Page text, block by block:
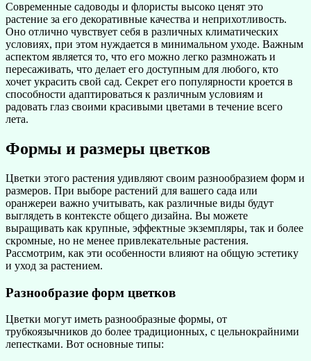
Современные садоводы и флористы высоко ценят это
растение за его декоративные качества и неприхотливость.
Оно отлично чувствует себя в различных климатических
условиях, при этом нуждается в минимальном уходе. Важным
аспектом является то, что его можно легко размножать и
пересаживать, что делает его доступным для любого, кто
хочет украсить свой сад. Секрет его популярности кроется в
способности адаптироваться к различным условиям и
радовать глаз своими красивыми цветами в течение всего
лета.
Формы и размеры цветков
Цветки этого растения удивляют своим разнообразием форм и
размеров. При выборе растений для вашего сада или
оранжереи важно учитывать, как различные виды будут
выглядеть в контексте общего дизайна. Вы можете
выращивать как крупные, эффектные экземпляры, так и более
скромные, но не менее привлекательные растения.
Рассмотрим, как эти особенности влияют на общую эстетику
и уход за растением.
Разнообразие форм цветков
Цветки могут иметь разнообразные формы, от
трубкоязычников до более традиционных, с цельнокрайними
лепестками. Вот основные типы: